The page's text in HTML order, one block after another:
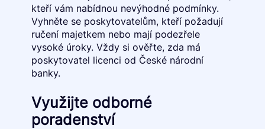
kteří vám nabídnou nevýhodné podmínky.
Vyhněte se poskytovatelům, kteří požadují
ručení majetkem nebo mají podezřele
vysoké úroky. Vždy si ověřte, zda má
poskytovatel licenci od České národní
banky.
Využijte odborné
poradenství